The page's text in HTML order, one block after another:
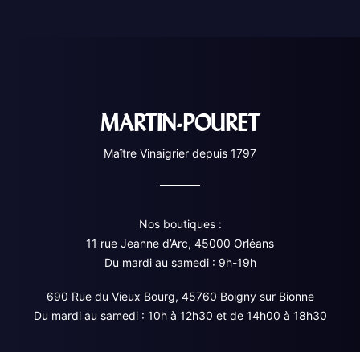
MARTIN-POURET
Maître Vinaigrier depuis 1797
Nos boutiques :
11 rue Jeanne d’Arc, 45000 Orléans
Du mardi au samedi : 9h-19h
690 Rue du Vieux Bourg, 45760 Boigny sur Bionne
Du mardi au samedi : 10h à 12h30 et de 14h00 à 18h30